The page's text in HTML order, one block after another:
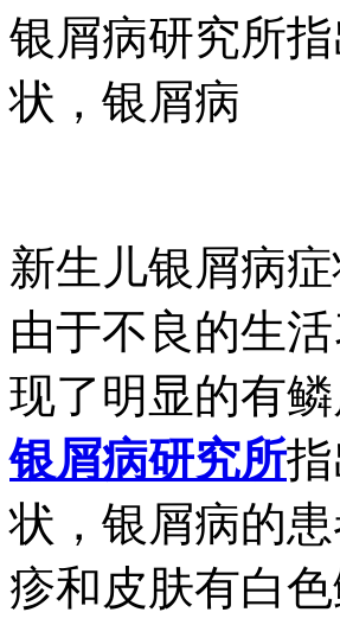
银屑病研究所
状，银屑病
新生儿银屑病
由于不良的生
现了明显的有
银屑病研究所
状，银屑病的
疹和皮肤有白